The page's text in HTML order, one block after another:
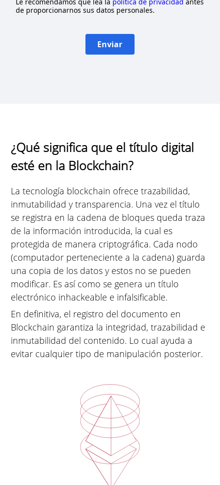
Le recomendamos que lea la política de privacidad antes
de proporcionarnos sus datos personales.
Enviar
¿Qué significa que el título digital
esté en la Blockchain?
La tecnología blockchain ofrece trazabilidad,
inmutabilidad y transparencia. Una vez el título
se registra en la cadena de bloques queda traza
de la información introducida, la cual es
protegida de manera criptográfica. Cada nodo
(computador perteneciente a la cadena) guarda
una copia de los datos y estos no se pueden
modificar. Es así como se genera un título
electrónico inhackeable e infalsificable.
En definitiva, el registro del documento en
Blockchain garantiza la integridad, trazabilidad e
inmutabilidad del contenido. Lo cual ayuda a
evitar cualquier tipo de manipulación posterior.